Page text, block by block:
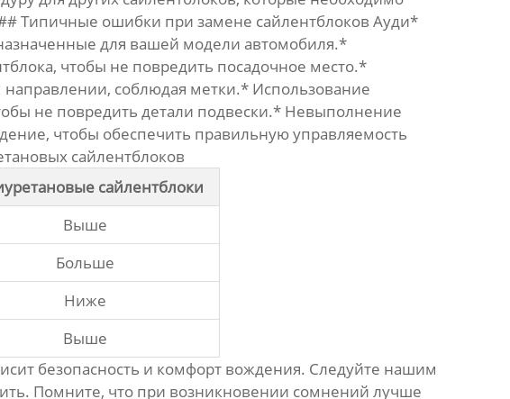
Типичные ошибки при замене сайлентблоков Ауди*
для вашей модели автомобиля.*
чтобы не повредить посадочное место.*
направлении, соблюдая метки.* Использование
не повредить детали подвески.* Невыполнение
чтобы обеспечить правильную управляемость
сайлентблоков
сайлентблоки
Выше
Больше
Ниже
Выше
безопасность и комфорт вождения. Следуйте нашим
Помните, что при возникновении сомнений лучше